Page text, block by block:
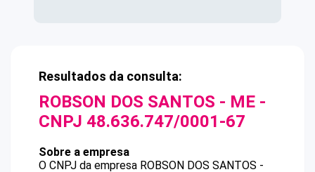
Resultados da consulta:
ROBSON DOS SANTOS - ME -
CNPJ 48.636.747/0001-67
Sobre a empresa
O CNPJ da empresa ROBSON DOS SANTOS -